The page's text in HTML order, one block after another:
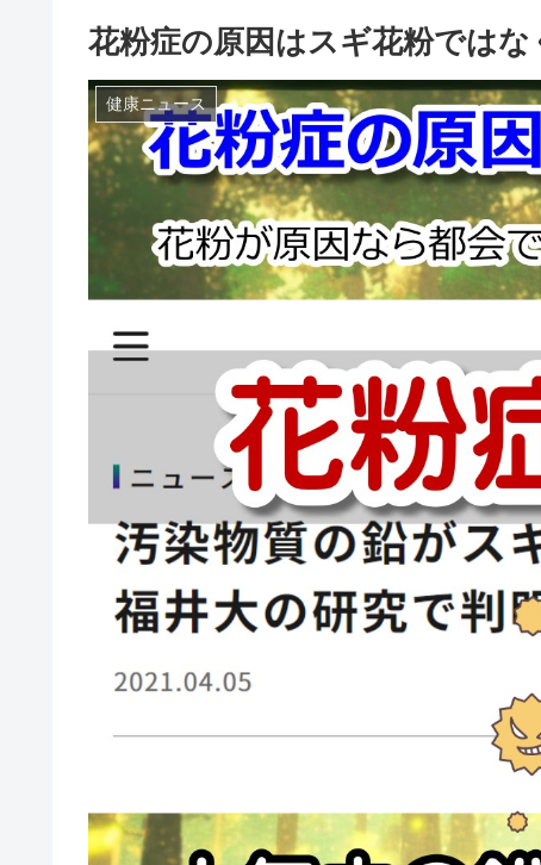
花粉症の原因はスギ花粉ではな
健康ニュース